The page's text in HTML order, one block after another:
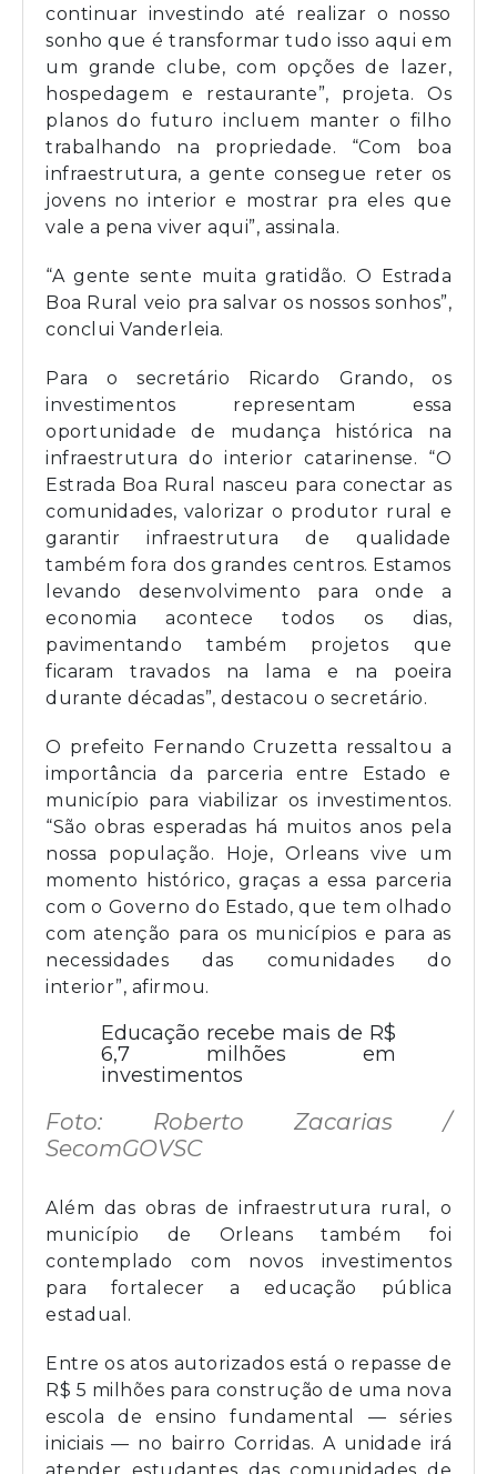
continuar investindo até realizar o nosso
sonho que é transformar tudo isso aqui em
um grande clube, com opções de lazer,
hospedagem e restaurante”, projeta. Os
planos do futuro incluem manter o filho
trabalhando na propriedade. “Com boa
infraestrutura, a gente consegue reter os
jovens no interior e mostrar pra eles que
vale a pena viver aqui”, assinala.
“A gente sente muita gratidão. O Estrada
Boa Rural veio pra salvar os nossos sonhos”,
conclui Vanderleia.
Para o secretário Ricardo Grando, os
investimentos representam essa
oportunidade de mudança histórica na
infraestrutura do interior catarinense. “O
Estrada Boa Rural nasceu para conectar as
comunidades, valorizar o produtor rural e
garantir infraestrutura de qualidade
também fora dos grandes centros. Estamos
levando desenvolvimento para onde a
economia acontece todos os dias,
pavimentando também projetos que
ficaram travados na lama e na poeira
durante décadas”, destacou o secretário.
O prefeito Fernando Cruzetta ressaltou a
importância da parceria entre Estado e
município para viabilizar os investimentos.
“São obras esperadas há muitos anos pela
nossa população. Hoje, Orleans vive um
momento histórico, graças a essa parceria
com o Governo do Estado, que tem olhado
com atenção para os municípios e para as
necessidades das comunidades do
interior”, afirmou.
Educação recebe mais de R$
6,7 milhões em
investimentos
Foto: Roberto Zacarias /
SecomGOVSC
Além das obras de infraestrutura rural, o
município de Orleans também foi
contemplado com novos investimentos
para fortalecer a educação pública
estadual.
Entre os atos autorizados está o repasse de
R$ 5 milhões para construção de uma nova
escola de ensino fundamental — séries
iniciais — no bairro Corridas. A unidade irá